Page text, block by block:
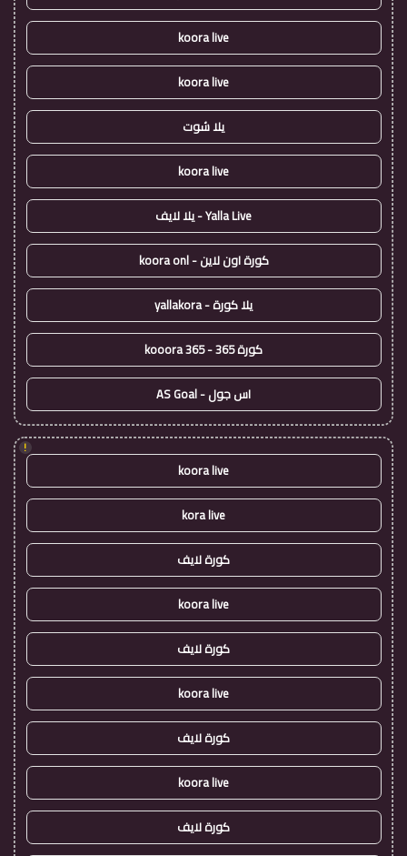
koora live
koora live
يلا شوت
koora live
Yalla Live - يلا لايف
كورة اون لاين - koora onl
يلا كورة - yallakora
كورة 365 - kooora 365
اس جول - AS Goal
!
koora live
kora live
كورة لايف
koora live
كورة لايف
koora live
كورة لايف
koora live
كورة لايف